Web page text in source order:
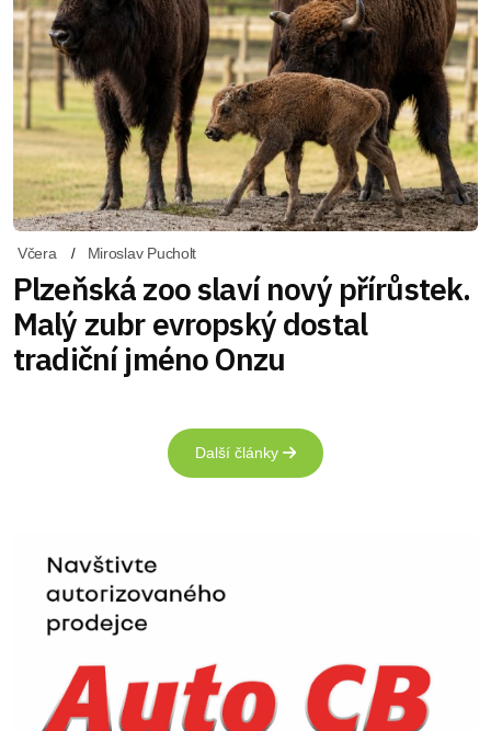
Včera Miroslav Pucholt
Plzeňská zoo slaví nový přírůstek.
Malý zubr evropský dostal
tradiční jméno Onzu
Další články